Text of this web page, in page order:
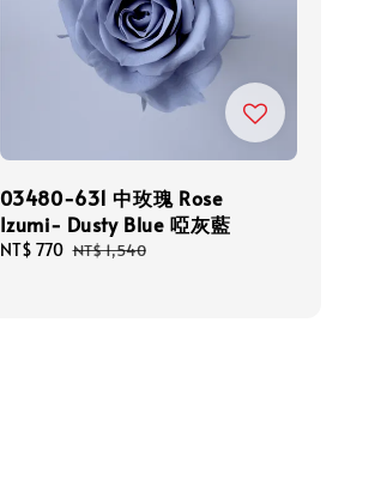
03480-631 中玫瑰 Rose
Izumi- Dusty Blue 啞灰藍
Sale
NT$ 770 Regular
NT$ 1,540